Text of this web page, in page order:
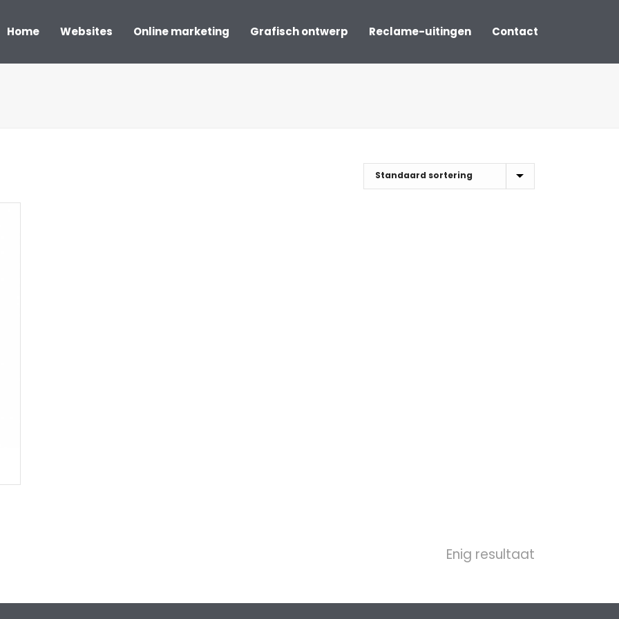
Home Websites Online marketing Grafisch ontwerp Reclame-uitingen Contact
Enig resultaat